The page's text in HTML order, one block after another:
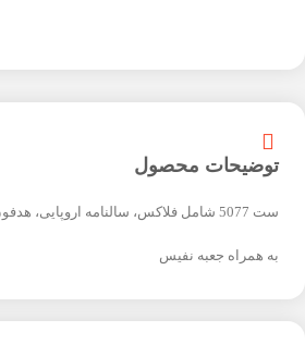
توضیحات محصول
ست 5077 شامل فلاکس، سالنامه اروپایی، هدفون، اسپیکر و خودکار فلزی
به همراه جعبه نفیس